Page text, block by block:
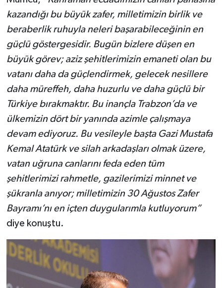
kazandığı bu büyük zafer, milletimizin birlik ve
beraberlik ruhuyla neleri başarabileceğinin en
güçlü göstergesidir. Bugün bizlere düşen en
büyük görev; aziz şehitlerimizin emaneti olan bu
vatanı daha da güçlendirmek, gelecek nesillere
daha müreffeh, daha huzurlu ve daha güçlü bir
Türkiye bırakmaktır. Bu inançla Trabzon’da ve
ülkemizin dört bir yanında azimle çalışmaya
devam ediyoruz. Bu vesileyle başta Gazi Mustafa
Kemal Atatürk ve silah arkadaşları olmak üzere,
vatan uğruna canlarını feda eden tüm
şehitlerimizi rahmetle, gazilerimizi minnet ve
şükranla anıyor; milletimizin 30 Ağustos Zafer
Bayramı’nı en içten duygularımla kutluyorum”
diye konuştu.